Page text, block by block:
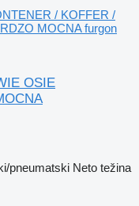
/ KOFFER /
MOCNA furgon
OSIE
pneumatski Neto težina